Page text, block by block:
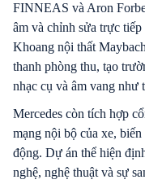
FINNEAS và Aron
âm và chỉnh sửa trực
Khoang nội thất
thanh phòng thu, tạo
nhạc cụ và âm vang như
Mercedes còn tích hợp
mạng nội bộ của xe,
động. Dự án thể hiện
nghệ, nghệ thuật và sự